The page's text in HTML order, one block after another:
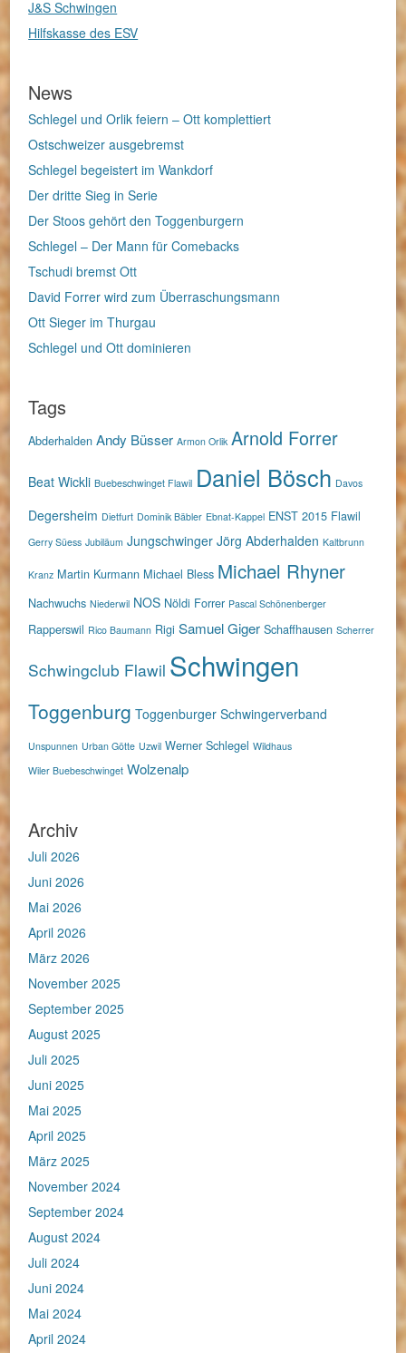
J&S Schwingen
Hilfskasse des ESV
News
Schlegel und Orlik feiern – Ott komplettiert
Ostschweizer ausgebremst
Schlegel begeistert im Wankdorf
Der dritte Sieg in Serie
Der Stoos gehört den Toggenburgern
Schlegel – Der Mann für Comebacks
Tschudi bremst Ott
David Forrer wird zum Überraschungsmann
Ott Sieger im Thurgau
Schlegel und Ott dominieren
Tags
Abderhalden Andy Büsser Armon Orlik Arnold Forrer
Beat Wickli Buebeschwinget Flawil Daniel Bösch Davos
Degersheim Dietfurt Dominik Bäbler Ebnat-Kappel ENST 2015 Flawil
Gerry Süess Jubiläum Jungschwinger Jörg Abderhalden Kaltbrunn
Kranz Martin Kurmann Michael Bless Michael Rhyner
Nachwuchs Niederwil NOS Nöldi Forrer Pascal Schönenberger
Rapperswil Rico Baumann Rigi Samuel Giger Schaffhausen Scherrer
Schwingclub Flawil Schwingen
Toggenburg Toggenburger Schwingerverband
Unspunnen Urban Götte Uzwil Werner Schlegel Wildhaus
Wiler Buebeschwinget Wolzenalp
Archiv
Juli 2026
Juni 2026
Mai 2026
April 2026
März 2026
November 2025
September 2025
August 2025
Juli 2025
Juni 2025
Mai 2025
April 2025
März 2025
November 2024
September 2024
August 2024
Juli 2024
Juni 2024
Mai 2024
April 2024